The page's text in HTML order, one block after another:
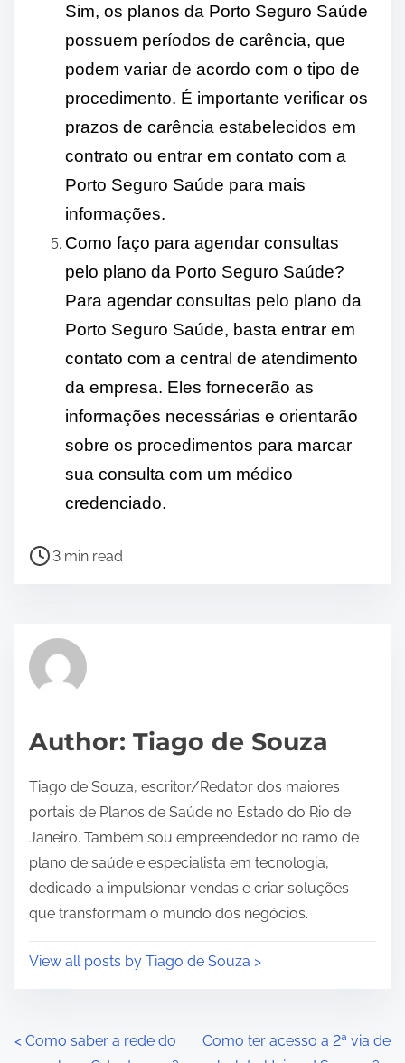
Sim, os planos da Porto Seguro Saúde
possuem períodos de carência, que
podem variar de acordo com o tipo de
procedimento. É importante verificar os
prazos de carência estabelecidos em
contrato ou entrar em contato com a
Porto Seguro Saúde para mais
informações.
Como faço para agendar consultas
pelo plano da Porto Seguro Saúde?
Para agendar consultas pelo plano da
Porto Seguro Saúde, basta entrar em
contato com a central de atendimento
da empresa. Eles fornecerão as
informações necessárias e orientarão
sobre os procedimentos para marcar
sua consulta com um médico
credenciado.
P
r
e
t
i
e
3 min read
Author: Tiago de Souza
Tiago de Souza, escritor/Redator dos maiores
portais de Planos de Saúde no Estado do Rio de
Janeiro. Também sou empreendedor no ramo de
plano de saúde e especialista em tecnologia,
dedicado a impulsionar vendas e criar soluções
que transformam o mundo dos negócios.
View all posts by Tiago de Souza >
P
< Como saber a rede do
Como ter acesso a 2ª via de